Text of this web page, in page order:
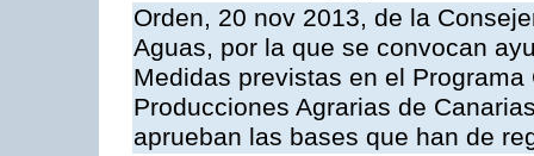
Orden, 20 nov 2013, de la
Aguas, por la que se convocan
Medidas previstas en el
Producciones Agrarias de
aprueban las bases que han de